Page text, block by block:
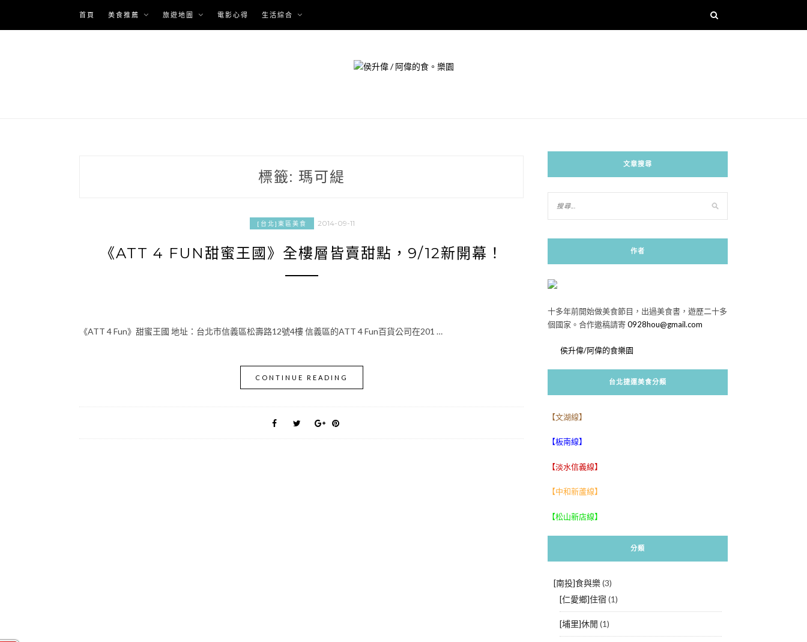
content
首頁 美食推薦 旅遊地圖 電影心得 生活綜合
標籤: 瑪可緹
[台北]東區美食 2014-09-11
《ATT 4 FUN甜蜜王國》全樓層皆賣甜點，9/12新開幕！
《ATT 4 Fun》甜蜜王國 地址：台北市信義區松壽路12號4樓 信義區的ATT 4 Fun百貨公司在201 …
CONTINUE READING
文章搜尋
作者
十多年前開始做美食節目，出過美食書，遊歷二十多
個國家。合作邀稿請寄0928hou@gmail.com
侯升偉/阿偉的食樂園
台北捷運美食分類
【文湖線】
【板南線】
【淡水信義線】
【中和新蘆線】
【松山新店線】
分類
[南投]食與樂(3)
[仁愛鄉]住宿 (1)
[埔里]休閒 (1)